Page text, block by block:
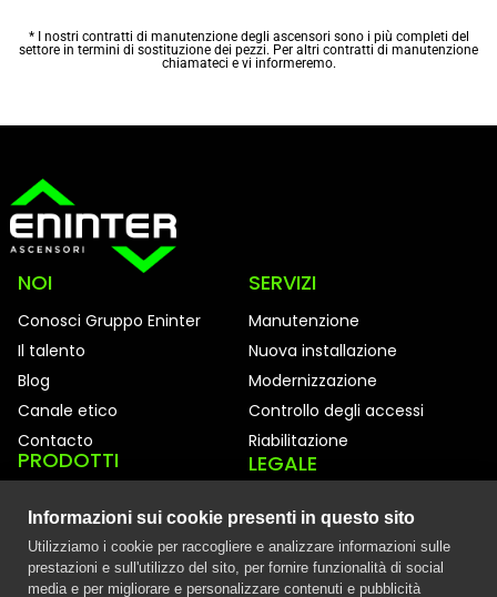
* I nostri contratti di manutenzione degli ascensori sono i più completi del
settore in termini di sostituzione dei pezzi. Per altri contratti di manutenzione
chiamateci e vi informeremo.
NOI
Conosci Gruppo Eninter
Il talento
Blog
Canale etico
Contacto
SERVIZI
Manutenzione
Nuova installazione
Modernizzazione
Controllo degli accessi
Riabilitazione
PRODOTTI
Cabine
LEGALE
Politica sui cookie
Informativa sulla privacy
Informazioni sui cookie presenti in questo sito
Utilizziamo i cookie per raccogliere e analizzare informazioni sulle
prestazioni e sull'utilizzo del sito, per fornire funzionalità di social
media e per migliorare e personalizzare contenuti e pubblicità